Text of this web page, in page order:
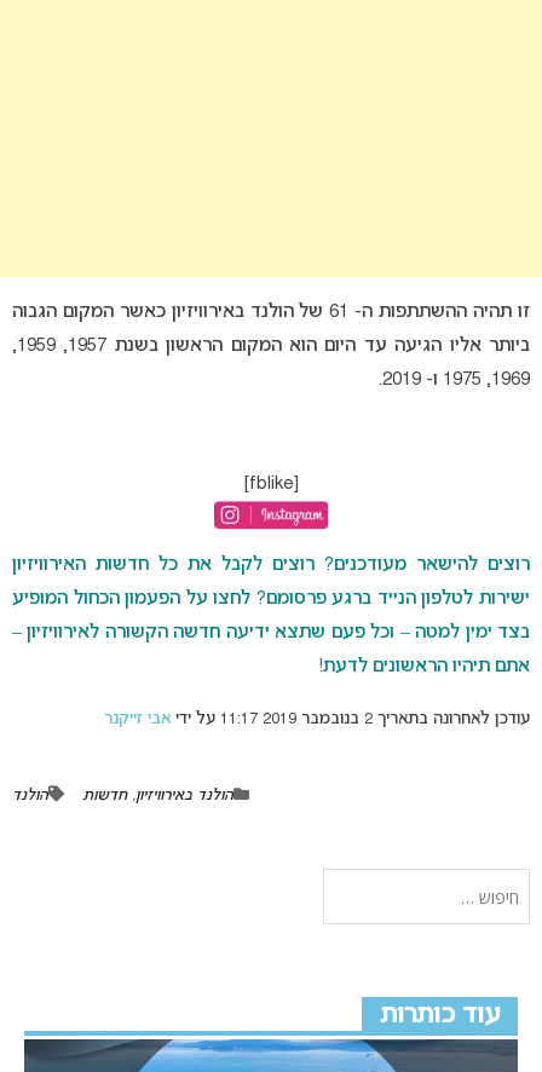
זו תהיה ההשתתפות ה- 61 של הולנד באירוויזיון כאשר המקום הגבוה
ביותר אליו הגיעה עד היום הוא המקום הראשון בשנת 1957, 1959,
1969, 1975 ו- 2019.
רוצים להישאר מעודכנים? רוצים לקבל את כל חדשות האירוויזיון
ישירות לטלפון הנייד ברגע פרסומם? לחצו על הפעמון הכחול המופיע
בצד ימין למטה – וכל פעם שתצא ידיעה חדשה הקשורה לאירוויזיון –
אתם תיהיו הראשונים לדעת!
עודכן לאחרונה בתאריך 2 בנובמבר 2019 11:17 על ידי אבי זייקנר
הולנד באירוויזיון,חדשות הולנד
עוד כותרות